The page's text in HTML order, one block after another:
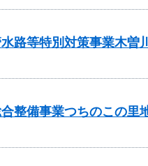
路等特別対策事業木
整備事業つちのこの